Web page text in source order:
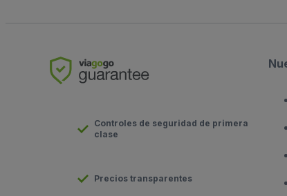
Controles de seguridad de primera
clase
Precios transparentes